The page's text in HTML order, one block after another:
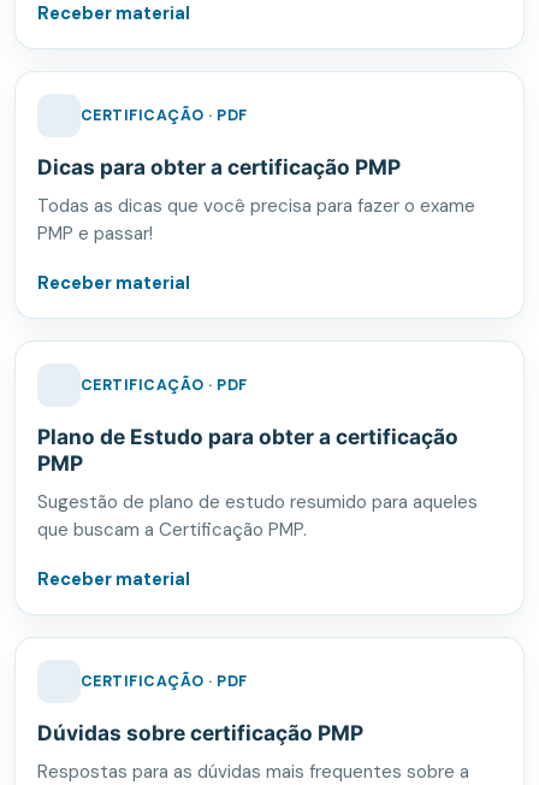
Receber material
CERTIFICAÇÃO · PDF
Dicas para obter a certificação PMP
Todas as dicas que você precisa para fazer o exame
PMP e passar!
Receber material
CERTIFICAÇÃO · PDF
Plano de Estudo para obter a certificação
PMP
Sugestão de plano de estudo resumido para aqueles
que buscam a Certificação PMP.
Receber material
CERTIFICAÇÃO · PDF
Dúvidas sobre certificação PMP
Respostas para as dúvidas mais frequentes sobre a